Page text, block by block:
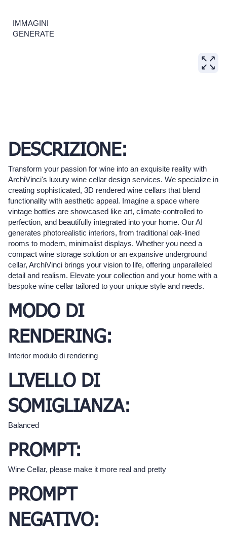
IMMAGINI
GENERATE
DESCRIZIONE:
Transform your passion for wine into an exquisite reality with
ArchiVinci's luxury wine cellar design services. We specialize in
creating sophisticated, 3D rendered wine cellars that blend
functionality with aesthetic appeal. Imagine a space where
vintage bottles are showcased like art, climate-controlled to
perfection, and beautifully integrated into your home. Our AI
generates photorealistic interiors, from traditional oak-lined
rooms to modern, minimalist displays. Whether you need a
compact wine storage solution or an expansive underground
cellar, ArchiVinci brings your vision to life, offering unparalleled
detail and realism. Elevate your collection and your home with a
bespoke wine cellar tailored to your unique style and needs.
MODO DI
RENDERING:
Interior modulo di rendering
LIVELLO DI
SOMIGLIANZA:
Balanced
PROMPT:
Wine Cellar, please make it more real and pretty
PROMPT
NEGATIVO: